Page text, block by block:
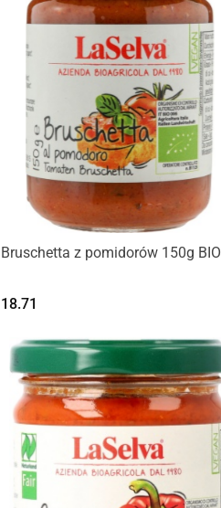
Bruschetta z pomidorów 150g BIO
18.71